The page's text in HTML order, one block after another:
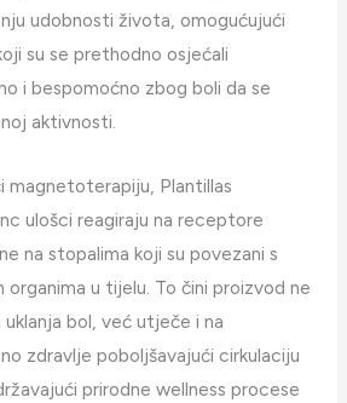
udobnosti života, omogućujući
su se prethodno osjećali
i bespomoćno zbog boli da se
aktivnosti.
magnetoterapiju, Plantillas
ulošci reagiraju na receptore
na stopalima koji su povezani s
organima u tijelu. To čini proizvod ne
uklanja bol, već utječe i na
zdravlje poboljšavajući cirkulaciju
prirodne wellness procese